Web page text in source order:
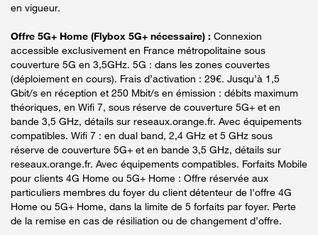
en vigueur.
Offre 5G+ Home (Flybox 5G+ nécessaire) : Connexion
accessible exclusivement en France métropolitaine sous
couverture 5G en 3,5GHz. 5G : dans les zones couvertes
(déploiement en cours). Frais d’activation : 29€. Jusqu’à 1,5
Gbit/s en réception et 250 Mbit/s en émission : débits maximum
théoriques, en Wifi 7, sous réserve de couverture 5G+ et en
bande 3,5 GHz, détails sur reseaux.orange.fr. Avec équipements
compatibles. Wifi 7 : en dual band, 2,4 GHz et 5 GHz sous
réserve de couverture 5G+ et en bande 3,5 GHz, détails sur
reseaux.orange.fr. Avec équipements compatibles. Forfaits Mobile
pour clients 4G Home ou 5G+ Home : Offre réservée aux
particuliers membres du foyer du client détenteur de l'offre 4G
Home ou 5G+ Home, dans la limite de 5 forfaits par foyer. Perte
de la remise en cas de résiliation ou de changement d’offre.